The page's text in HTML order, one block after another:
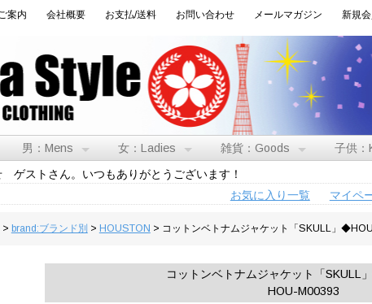
案内 会社概要 お支払/送料 お問い合わせ メールマガジン 新規
男：Mens 女：Ladies 雑貨：Goods 子供：
ゲストさん。いつもありがとうございます！
お気に入り一覧
マイペ
> brand:ブランド別 > HOUSTON > コットンベトナムジャケット「SKULL」
コットンベトナムジャケット「SKULL
HOU-M00393